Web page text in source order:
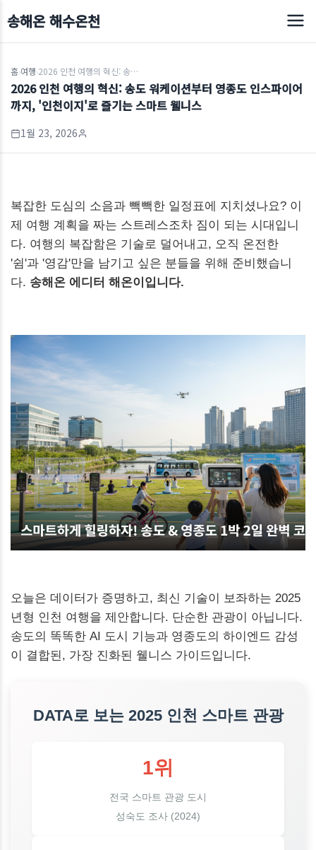
송해온 해수온천
홈›여행› 2026 인천 여행의 혁신: 송도 워케이션부터 영종도 인스파이어까지, '인천이지'로 즐기는 스마트 웰니스
2026 인천 여행의 혁신: 송도 워케이션부터 영종도 인스파이어
까지, '인천이지'로 즐기는 스마트 웰니스
1월 23, 2026
복잡한 도심의 소음과 빽빽한 일정표에 지치셨나요? 이
제 여행 계획을 짜는 스트레스조차 짐이 되는 시대입니
다. 여행의 복잡함은 기술로 덜어내고, 오직 온전한
'쉼'과 '영감'만을 남기고 싶은 분들을 위해 준비했습니
다. 송해온 에디터 해온이입니다.
오늘은 데이터가 증명하고, 최신 기술이 보좌하는 2025
년형 인천 여행을 제안합니다. 단순한 관광이 아닙니다.
송도의 똑똑한 AI 도시 기능과 영종도의 하이엔드 감성
이 결합된, 가장 진화된 웰니스 가이드입니다.
DATA로 보는 2025 인천 스마트 관광
1위
전국 스마트 관광 도시
성숙도 조사 (2024)